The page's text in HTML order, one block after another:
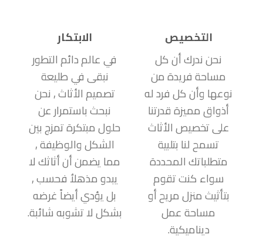
التخصيص
نحن ندرك أن كل
مساحة فريدة من
نوعها وأن كل فرد له
أذواق مميزة قدرتنا
على تخصيص الأثاث
تسمح لنا بتلبية
متطلباتك المحددة
سواء كنت تقوم
بتأثيث منزل مريح أو
مساحة عمل
ديناميكية.
الابتكار
في عالم دائم التطور
نبقى في طليعة
تصميم الأثاث , نحن
نبحث باستمرار عن
حلول مبتكرة تمزج بين
الشكل والوظيفة ,
مما يضمن أن أثاثك لا
يبدو مذهلاُ فحسب ,
بل يؤدي أيضاً غرضه
بشكل لا تشوبه شائبة.